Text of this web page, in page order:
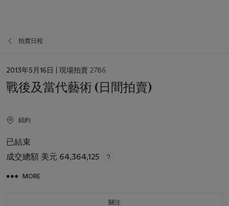
拍賣日程
日
2013年5月16日 | 現場拍賣 2786
戰後及當代藝術 (日間拍賣)
紐約
已結束
成交總額 美元 64,364,125
MORE
關注